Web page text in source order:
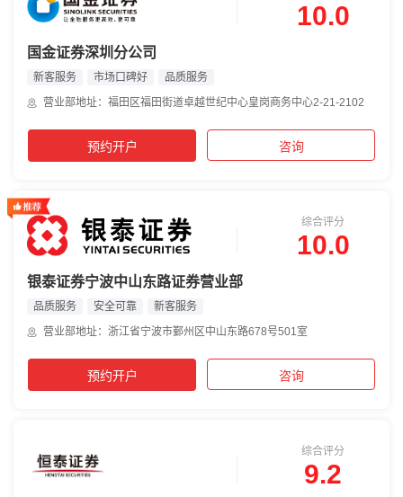
10.0
国金证券深圳分公司
新客服务 市场口碑好
品质服务
营业部地址：福田区福田街道卓越世纪中心皇岗商务中心2-21-2102
预约开户 咨询
综合评分
10.0
银泰证券宁波中山东路证券营业部
品质服务 安全可靠
新客服务
营业部地址：浙江省宁波市鄞州区中山东路678号501室
预约开户 咨询
综合评分
9.2